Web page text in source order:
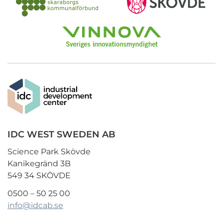
IDC WEST SWEDEN AB
Science Park Skövde
Kanikegränd 3B
549 34 SKÖVDE
0500 – 50 25 00
info@idcab.se